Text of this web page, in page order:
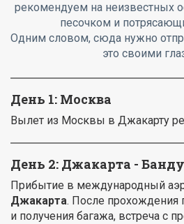
рекомендуем на неизвестных
песочком и
Одним словом, сюда нужно
это своими
День 1: Москва
Вылет из Москвы в Джакарту
День 2: Джакарта -
Прибытие в международный
Джакарта. После прохождения
и получения багажа, встреча с